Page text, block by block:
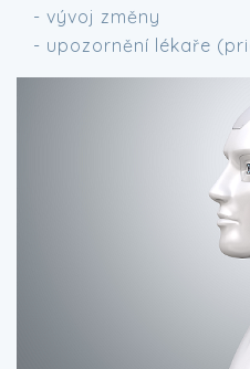
- vývoj změny
- upozornění lékaře